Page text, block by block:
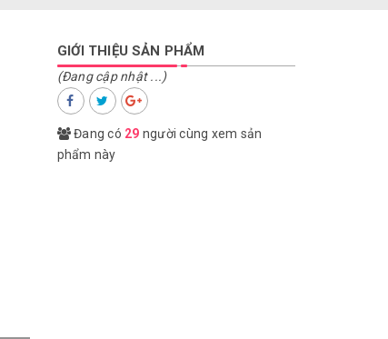
GIỚI THIỆU SẢN PHẨM
(Đang cập nhật ...)
Đang có 29 người cùng xem sản
phẩm này